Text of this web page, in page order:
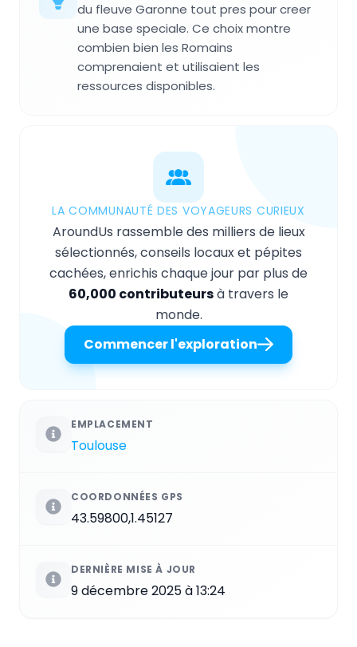
du fleuve Garonne tout pres pour creer
une base speciale. Ce choix montre
combien bien les Romains
comprenaient et utilisaient les
ressources disponibles.
LA COMMUNAUTÉ DES VOYAGEURS CURIEUX
AroundUs rassemble des milliers de lieux
sélectionnés, conseils locaux et pépites
cachées, enrichis chaque jour par plus de
60,000 contributeursà travers le
monde.
Commencer l'exploration
EMPLACEMENT
Toulouse
COORDONNÉES GPS
43.59800,1.45127
DERNIÈRE MISE À JOUR
9 décembre 2025 à 13:24